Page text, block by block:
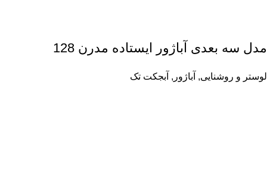
مدل سه بعدی آباژور ایستاده مدرن 128
لوستر و روشنایی, آباژور , آبجکت تک